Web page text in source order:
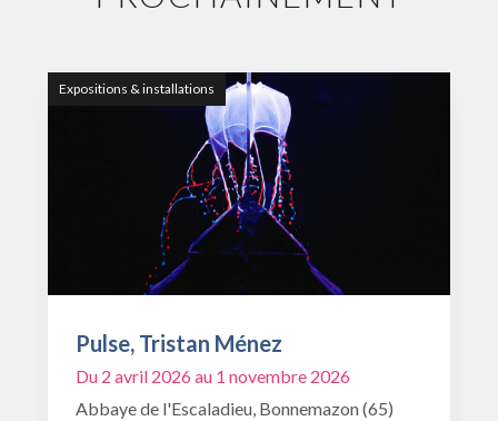
Expositions & installations
Pulse, Tristan Ménez
Du 2 avril 2026 au 1 novembre 2026
Abbaye de l'Escaladieu, Bonnemazon (65)